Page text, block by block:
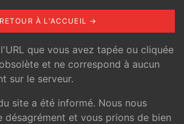
RETOUR À L'ACCUEIL →
que vous avez tapée ou cliquée
et ne correspond à aucun
sur le serveur.
site a été informé. Nous nous
désagrément et vous prions de bien